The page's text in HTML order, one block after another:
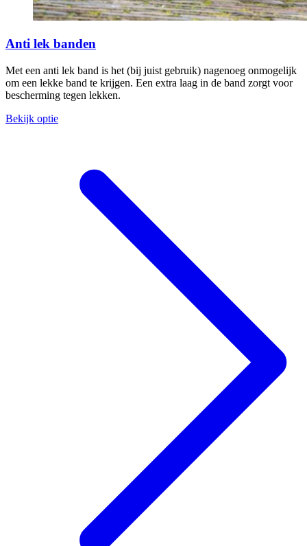
Anti lek banden
Met een anti lek band is het (bij juist gebruik) nagenoeg onmogelijk
om een lekke band te krijgen. Een extra laag in de band zorgt voor
bescherming tegen lekken.
Bekijk optie